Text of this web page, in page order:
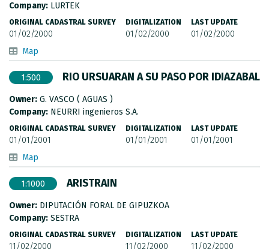
Company: LURTEK
ORIGINAL CADASTRAL SURVEY
01/02/2000
DIGITALIZATION
01/02/2000
LAST UPDATE
01/02/2000
Map
1:500 RIO URSUARAN A SU PASO POR IDIAZABAL
Owner: G. VASCO ( AGUAS )
Company: NEURRI ingenieros S.A.
ORIGINAL CADASTRAL SURVEY
01/01/2001
DIGITALIZATION
01/01/2001
LAST UPDATE
01/01/2001
Map
1:1000 ARISTRAIN
Owner: DIPUTACIÓN FORAL DE GIPUZKOA
Company: SESTRA
ORIGINAL CADASTRAL SURVEY
11/02/2000
DIGITALIZATION
11/02/2000
LAST UPDATE
11/02/2000